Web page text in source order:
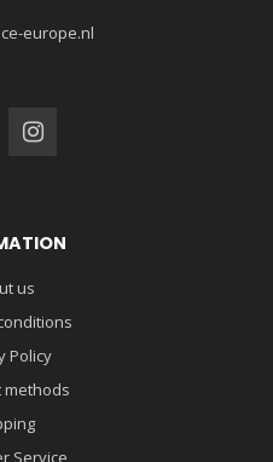
europe.nl
us
Policy
methods
Service